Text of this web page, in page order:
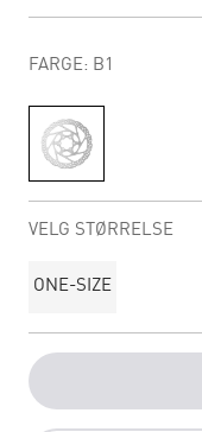
FARGE: B1
VELG STØRRELSE
ONE-SIZE